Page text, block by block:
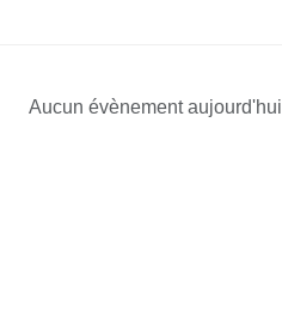
Aucun évènement aujourd'hui